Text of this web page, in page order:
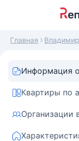
Главная
Информация
Квартиры по
Организации